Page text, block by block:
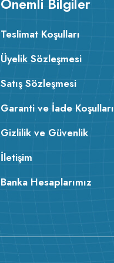
Teslimat Koşulları
Üyelik Sözleşmesi
Satış Sözleşmesi
Garanti ve İade Koşulları
Gizlilik ve Güvenlik
İletişim
Banka Hesaplarımız